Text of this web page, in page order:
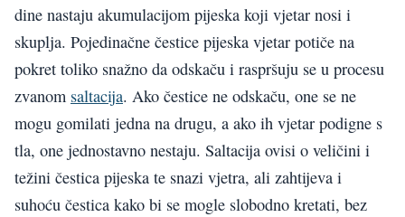
dine nastaju akumulacijom pijeska koji vjetar nosi i
skuplja. Pojedinačne čestice pijeska vjetar potiče na
pokret toliko snažno da odskaču i raspršuju se u procesu
zvanom saltacija. Ako čestice ne odskaču, one se ne
mogu gomilati jedna na drugu, a ako ih vjetar podigne s
tla, one jednostavno nestaju. Saltacija ovisi o veličini i
težini čestica pijeska te snazi vjetra, ali zahtijeva i
suhoću čestica kako bi se mogle slobodno kretati, bez